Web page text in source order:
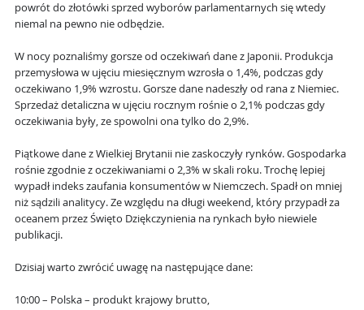
powrót do złotówki sprzed wyborów parlamentarnych się wtedy
niemal na pewno nie odbędzie.
W nocy poznaliśmy gorsze od oczekiwań dane z Japonii. Produkcja
przemysłowa w ujęciu miesięcznym wzrosła o 1,4%, podczas gdy
oczekiwano 1,9% wzrostu. Gorsze dane nadeszły od rana z Niemiec.
Sprzedaż detaliczna w ujęciu rocznym rośnie o 2,1% podczas gdy
oczekiwania były, ze spowolni ona tylko do 2,9%.
Piątkowe dane z Wielkiej Brytanii nie zaskoczyły rynków. Gospodarka
rośnie zgodnie z oczekiwaniami o 2,3% w skali roku. Trochę lepiej
wypadł indeks zaufania konsumentów w Niemczech. Spadł on mniej
niż sądzili analitycy. Ze względu na długi weekend, który przypadł za
oceanem przez Święto Dziękczynienia na rynkach było niewiele
publikacji.
Dzisiaj warto zwrócić uwagę na następujące dane:
10:00 – Polska – produkt krajowy brutto,